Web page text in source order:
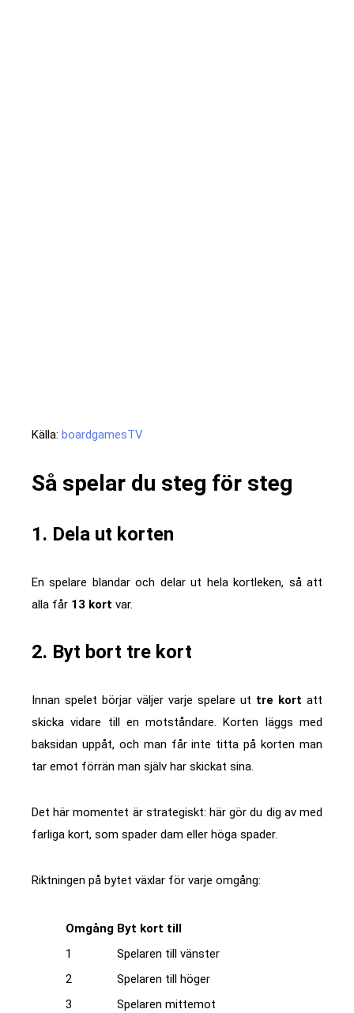
Källa: boardgamesTV
Så spelar du steg för steg
1. Dela ut korten
En spelare blandar och delar ut hela kortleken, så att
alla får 13 kort var.
2. Byt bort tre kort
Innan spelet börjar väljer varje spelare ut tre kort att
skicka vidare till en motståndare. Korten läggs med
baksidan uppåt, och man får inte titta på korten man
tar emot förrän man själv har skickat sina.
Det här momentet är strategiskt: här gör du dig av med
farliga kort, som spader dam eller höga spader.
Riktningen på bytet växlar för varje omgång:
Omgång Byt kort till
1
Spelaren till vänster
2
Spelaren till höger
3
Spelaren mittemot